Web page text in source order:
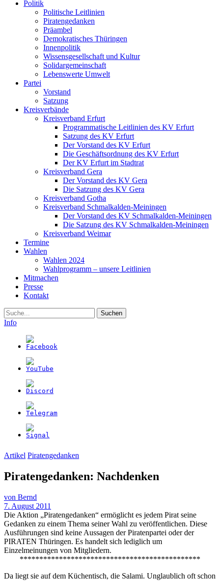
Politik
Politische Leitlinien
Piratengedanken
Präambel
Demokratisches Thüringen
Innenpolitik
Wissensgesellschaft und Kultur
Solidargemeinschaft
Lebenswerte Umwelt
Partei
Vorstand
Satzung
Kreisverbände
Kreisverband Erfurt
Programmatische Leitlinien des KV Erfurt
Satzung des KV Erfurt
Der Vorstand des KV Erfurt
Die Geschäftsordnung des KV Erfurt
Der KV Erfurt im Stadtrat
Kreisverband Gera
Der Vorstand des KV Gera
Die Satzung des KV Gera
Kreisverband Gotha
Kreisverband Schmalkalden-Meiningen
Der Vorstand des KV Schmalkalden-Meiningen
Die Satzung des KV Schmalkalden-Meiningen
Kreisverband Weimar
Termine
Wahlen
Wahlen 2024
Wahlprogramm – unsere Leitlinien
Mitmachen
Presse
Kontakt
Suche
Info
Artikel Piratengedanken
Piratengedanken: Nachdenken
von Bernd
7. August 2011
Die Aktion „Piratengedanken“ ermöglicht es jedem Pirat seine
Gedanken zu einem Thema seiner Wahl zu veröffentlichen. Diese
Ausführungen sind keine Aussagen der Piratenpartei oder der
PIRATEN Thüringen. Es handelt sich lediglich um
Einzelmeinungen von Mitgliedern.
**********************************************
Da liegt sie auf dem Küchentisch, die Salami. Unglaublich oft schon